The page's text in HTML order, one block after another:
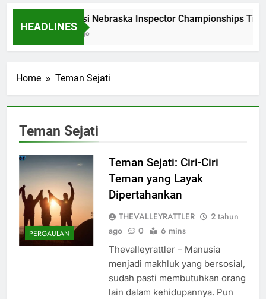
HEADLINES
Dominasi Nebraska Inspector Championships
2 Bulan Ago
Home Teman Sejati
Teman Sejati
PERGAULAN
Teman Sejati: Ciri-Ciri
Teman yang Layak
Dipertahankan
THEVALLEYRATTLER
2 tahun
ago
0 6 mins
Thevalleyrattler – Manusia
menjadi makhluk yang bersosial,
sudah pasti membutuhkan orang
lain dalam kehidupannya. Pun